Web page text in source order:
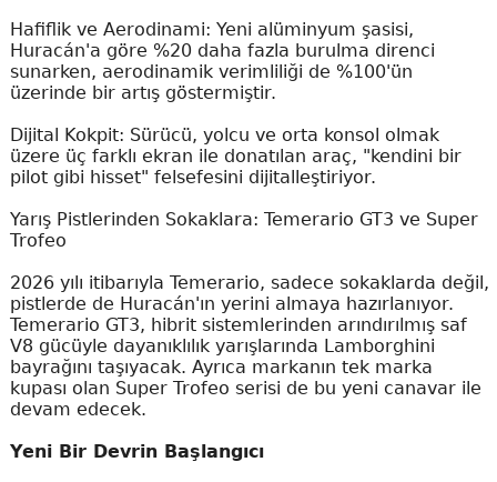
Hafiflik ve Aerodinami: Yeni alüminyum şasisi,
Huracán'a göre %20 daha fazla burulma direnci
sunarken, aerodinamik verimliliği de %100'ün
üzerinde bir artış göstermiştir.
Dijital Kokpit: Sürücü, yolcu ve orta konsol olmak
üzere üç farklı ekran ile donatılan araç, "kendini bir
pilot gibi hisset" felsefesini dijitalleştiriyor.
Yarış Pistlerinden Sokaklara: Temerario GT3 ve Super
Trofeo
2026 yılı itibarıyla Temerario, sadece sokaklarda değil,
pistlerde de Huracán'ın yerini almaya hazırlanıyor.
Temerario GT3, hibrit sistemlerinden arındırılmış saf
V8 gücüyle dayanıklılık yarışlarında Lamborghini
bayrağını taşıyacak. Ayrıca markanın tek marka
kupası olan Super Trofeo serisi de bu yeni canavar ile
devam edecek.
Yeni Bir Devrin Başlangıcı